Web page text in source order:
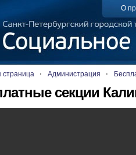
О
страница Администрация
секции